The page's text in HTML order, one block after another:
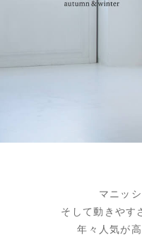
マニッ
そして動きやす
年々人気が